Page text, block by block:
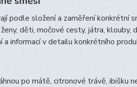
podle složení a zaměření konkrétní
děti, močové cesty, játra,
informací v detailu konkrétního
po mátě, citronové trávě, ibišku